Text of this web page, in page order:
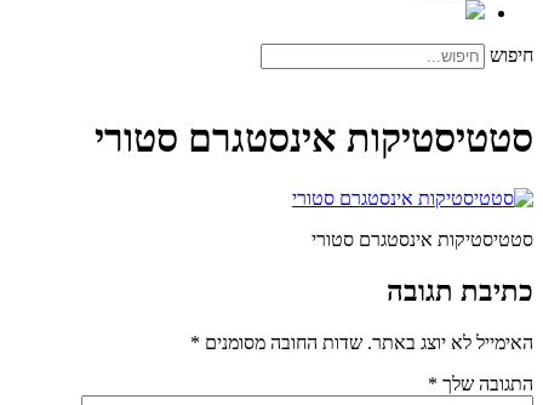
חיפוש
סטטיסטיקות אינסטגרם סטורי
סטטיסטיקות אינסטגרם סטורי
כתיבת תגובה
האימייל לא יוצג באתר. שדות החובה מסומנים *
התגובה שלך *